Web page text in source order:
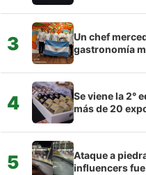
3
Un chef
gastronomía
4
Se viene la 2°
más de 20
5
Ataque a
influencers